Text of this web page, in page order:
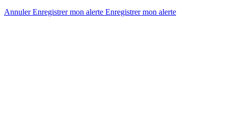
AnnulerEnregistrer mon alerte Enregistrermon alerte